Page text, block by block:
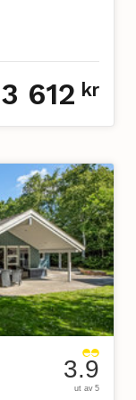
3 612 kr
3.9
ut av 5